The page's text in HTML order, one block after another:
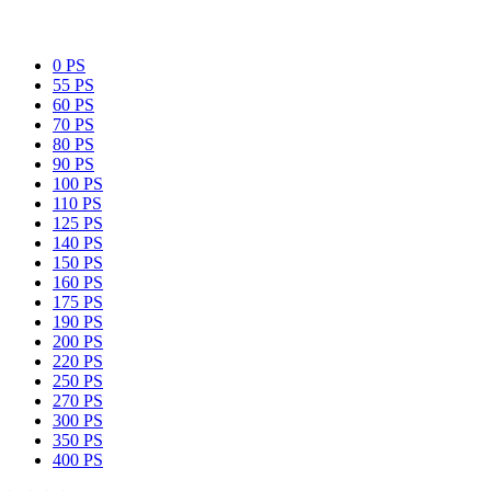
0 PS
55 PS
60 PS
70 PS
80 PS
90 PS
100 PS
110 PS
125 PS
140 PS
150 PS
160 PS
175 PS
190 PS
200 PS
220 PS
250 PS
270 PS
300 PS
350 PS
400 PS